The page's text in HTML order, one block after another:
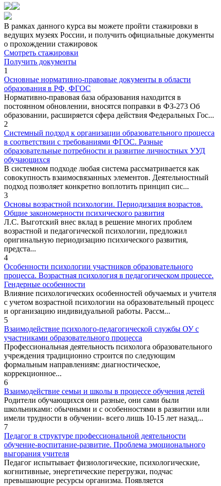
В рамках данного курса вы можете пройти стажировки в
ведущих музеях России, и получить официальные документы
о прохождении стажировок
Смотреть стажировки
Получить документы
1
Основные нормативно-правовые документы в области
образования в РФ, ФГОС
Нормативно-правовая база образования находится в
постоянном обновлении, вносятся поправки в ФЗ-273 Об
образовании, расширяется сфера действия Федеральных Гос...
2
Системный подход к организации образовательного процесса
в соответствии с требованиями ФГОС. Разные
образовательные потребности и развитие личностных УУД
обучающихся
В системном подходе любая система рассматривается как
совокупность взаимосвязанных элементов. Деятельностный
подход позволяет конкретно воплотить принцип сис...
3
Основы возрастной психологии. Периодизация возрастов.
Общие закономерности психического развития
Л.С. Выготский внес вклад в решение многих проблем
возрастной и педагогической психологии, предложил
оригинальную периодизацию психического развития,
предста...
4
Особенности психологии участников образовательного
процесса. Возрастная психология в педагогическом процессе.
Гендерные особенности
Влияние психологических особенностей обучаемых и учителя
с учетом возрастной психологии на образовательный процесс
и организацию индивидуальной работы. Рассм...
5
Взаимодействие психолого-педагогической службы ОУ с
участниками образовательного процесса
Профессиональная деятельность психолога образовательного
учреждения традиционно строится по следующим
формальным направлениям: диагностическое,
коррекционное...
6
Взаимодействие семьи и школы в процессе обучения детей
Родители обучающихся они разные, они сами были
школьниками: обычными и с особенностями в развитии или
имели трудности в обучении- всего лишь 10-15 лет назад...
7
Педагог в структуре профессиональной деятельности
обучение-воспитание-развитие. Проблема эмоционального
выгорания учителя
Педагог испытывает физиологические, психологические,
когнитивные, энергетические перегрузки, подчас
превышающие ресурсы организма. Появляется